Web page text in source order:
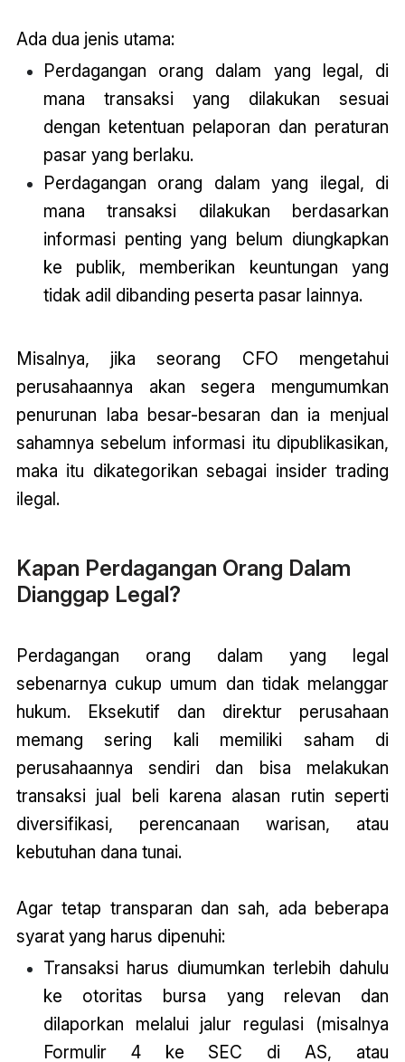
Ada dua jenis utama:
Perdagangan orang dalam yang legal, di
mana transaksi yang dilakukan sesuai
dengan ketentuan pelaporan dan peraturan
pasar yang berlaku.
Perdagangan orang dalam yang ilegal, di
mana transaksi dilakukan berdasarkan
informasi penting yang belum diungkapkan
ke publik, memberikan keuntungan yang
tidak adil dibanding peserta pasar lainnya.
Misalnya, jika seorang CFO mengetahui
perusahaannya akan segera mengumumkan
penurunan laba besar-besaran dan ia menjual
sahamnya sebelum informasi itu dipublikasikan,
maka itu dikategorikan sebagai insider trading
ilegal.
Kapan Perdagangan Orang Dalam
Dianggap Legal?
Perdagangan orang dalam yang legal
sebenarnya cukup umum dan tidak melanggar
hukum. Eksekutif dan direktur perusahaan
memang sering kali memiliki saham di
perusahaannya sendiri dan bisa melakukan
transaksi jual beli karena alasan rutin seperti
diversifikasi, perencanaan warisan, atau
kebutuhan dana tunai.
Agar tetap transparan dan sah, ada beberapa
syarat yang harus dipenuhi:
Transaksi harus diumumkan terlebih dahulu
ke otoritas bursa yang relevan dan
dilaporkan melalui jalur regulasi (misalnya
Formulir 4 ke SEC di AS, atau